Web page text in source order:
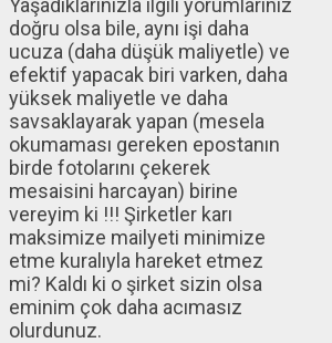
Yaşadıklarınızla ilgili yorumlarınız
doğru olsa bile, aynı işi daha
ucuza (daha düşük maliyetle) ve
efektif yapacak biri varken, daha
yüksek maliyetle ve daha
savsaklayarak yapan (mesela
okumaması gereken epostanın
birde fotolarını çekerek
mesaisini harcayan) birine
vereyim ki !!! Şirketler karı
maksimize mailyeti minimize
etme kuralıyla hareket etmez
mi? Kaldı ki o şirket sizin olsa
eminim çok daha acımasız
olurdunuz.